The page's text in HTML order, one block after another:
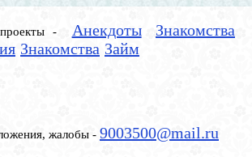
- Анекдоты
Знакомства
Знакомства Займ
жалобы - 9003500@mail.ru